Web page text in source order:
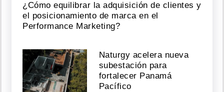
¿Cómo equilibrar la adquisición de clientes y
el posicionamiento de marca en el
Performance Marketing?
Naturgy acelera nueva
subestación para
fortalecer Panamá
Pacífico